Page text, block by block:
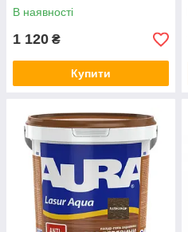
В наявності
1 120 ₴
Купити